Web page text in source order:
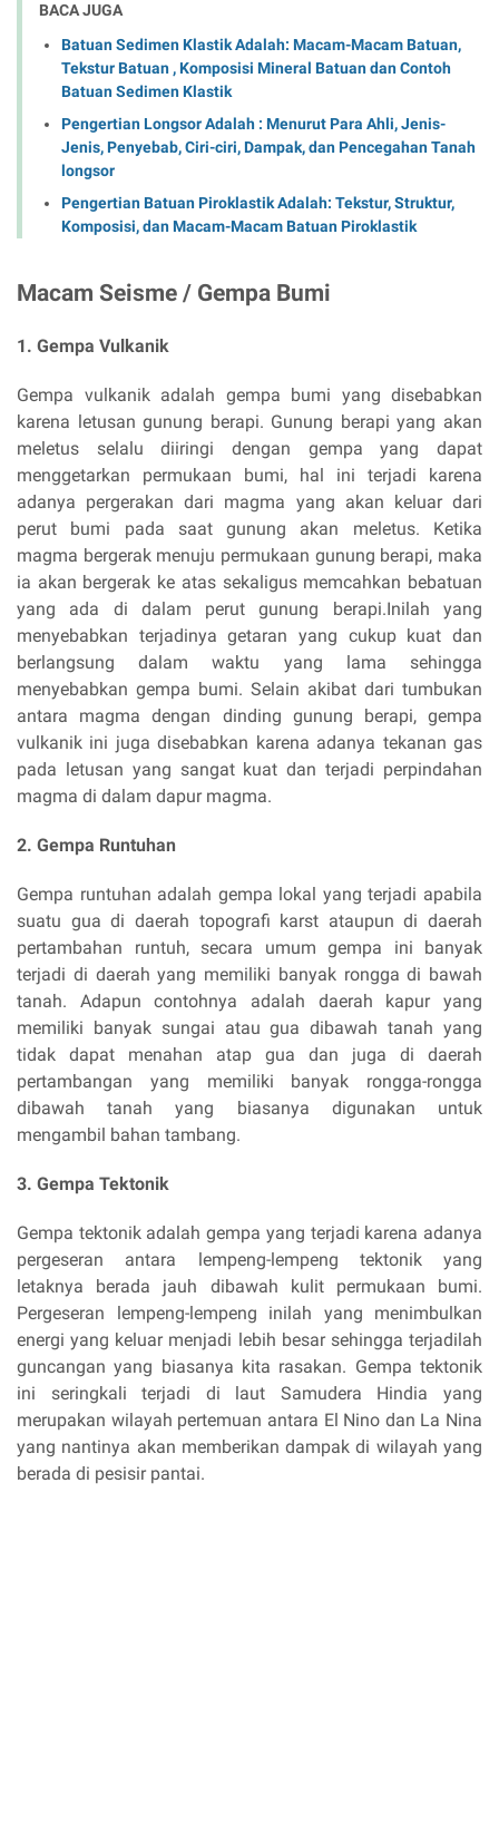
BACA JUGA
Batuan Sedimen Klastik Adalah: Macam-Macam Batuan,
Tekstur Batuan , Komposisi Mineral Batuan dan Contoh
Batuan Sedimen Klastik
Pengertian Longsor Adalah : Menurut Para Ahli, Jenis-
Jenis, Penyebab, Ciri-ciri, Dampak, dan Pencegahan Tanah
longsor
Pengertian Batuan Piroklastik Adalah: Tekstur, Struktur,
Komposisi, dan Macam-Macam Batuan Piroklastik
Macam Seisme / Gempa Bumi
1. Gempa Vulkanik
Gempa vulkanik adalah gempa bumi yang disebabkan
karena letusan gunung berapi. Gunung berapi yang akan
meletus selalu diiringi dengan gempa yang dapat
menggetarkan permukaan bumi, hal ini terjadi karena
adanya pergerakan dari magma yang akan keluar dari
perut bumi pada saat gunung akan meletus. Ketika
magma bergerak menuju permukaan gunung berapi, maka
ia akan bergerak ke atas sekaligus memcahkan bebatuan
yang ada di dalam perut gunung berapi.Inilah yang
menyebabkan terjadinya getaran yang cukup kuat dan
berlangsung dalam waktu yang lama sehingga
menyebabkan gempa bumi. Selain akibat dari tumbukan
antara magma dengan dinding gunung berapi, gempa
vulkanik ini juga disebabkan karena adanya tekanan gas
pada letusan yang sangat kuat dan terjadi perpindahan
magma di dalam dapur magma.
2. Gempa Runtuhan
Gempa runtuhan adalah gempa lokal yang terjadi apabila
suatu gua di daerah topografi karst ataupun di daerah
pertambahan runtuh, secara umum gempa ini banyak
terjadi di daerah yang memiliki banyak rongga di bawah
tanah. Adapun contohnya adalah daerah kapur yang
memiliki banyak sungai atau gua dibawah tanah yang
tidak dapat menahan atap gua dan juga di daerah
pertambangan yang memiliki banyak rongga-rongga
dibawah tanah yang biasanya digunakan untuk
mengambil bahan tambang.
3. Gempa Tektonik
Gempa tektonik adalah gempa yang terjadi karena adanya
pergeseran antara lempeng-lempeng tektonik yang
letaknya berada jauh dibawah kulit permukaan bumi.
Pergeseran lempeng-lempeng inilah yang menimbulkan
energi yang keluar menjadi lebih besar sehingga terjadilah
guncangan yang biasanya kita rasakan. Gempa tektonik
ini seringkali terjadi di laut Samudera Hindia yang
merupakan wilayah pertemuan antara El Nino dan La Nina
yang nantinya akan memberikan dampak di wilayah yang
berada di pesisir pantai.